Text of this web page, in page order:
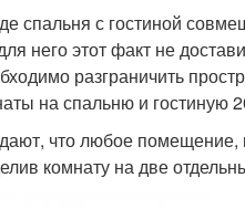
спальня с гостиной
него этот факт не
разграничить
на спальню и гостиную
что любое помещение,
комнату на две